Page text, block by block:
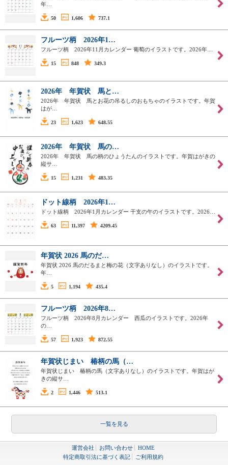
年…
50 1,606 737.1
フルーツ柄 2026年1…
フルーツ柄 2026年11月カレンダー 葡萄のイラストです。2026年…
15 848 349.3
2026年 年賀状 馬と…
2026年 年賀状 馬とお花の吊るしのおもちゃのイラストです。年賀
はが…
23 1,623 648.55
2026年 年賀状 馬の…
2026年 年賀状 馬の柄のひょうたんのイラストです。年賀はがきの
縦サ…
15 1,231 483.35
ドット線柄 2026年1…
ドット線柄 2026年1月カレンダー 干支の午のイラストです。2026…
63 11,397 4209.45
年賀状 2026 馬のだ…
年賀状 2026 馬のだるまと梅の花（文字ありなし）のイラストです。
年…
5 1,194 435.4
フルーツ柄 2026年8…
フルーツ柄 2026年8月カレンダー 西瓜のイラストです。2026年
の…
57 1,923 872.55
年賀状じまい 椿柄の馬（…
年賀状じまい 椿柄の馬（文字ありなし）のイラストです。年賀はが
きの縦サ…
2 1,446 513.1
一覧を見る
運営会社 お問い合わせ
HOME
特定商取引法に基づく表記
ご利用規約